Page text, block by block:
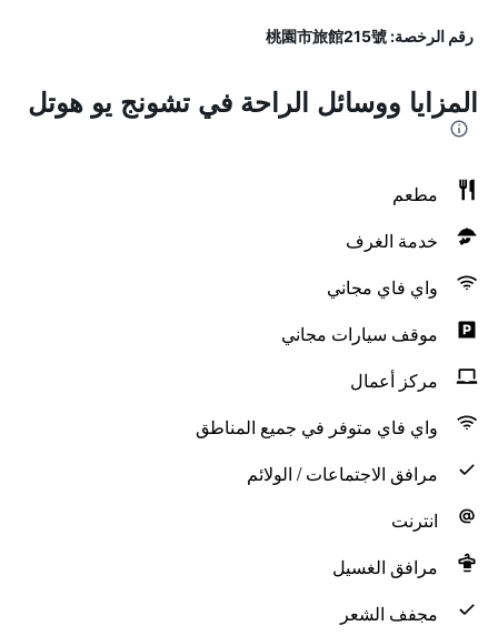
رقم الرخصة: 桃園市旅館215號
المزايا ووسائل الراحة في تشونج يو هوتل
مطعم
خدمة الغرف
واي فاي مجاني
موقف سيارات مجاني
مركز أعمال
واي فاي متوفر في جميع المناطق
مرافق الاجتماعات / الولائم
انترنت
مرافق الغسيل
مجفف الشعر